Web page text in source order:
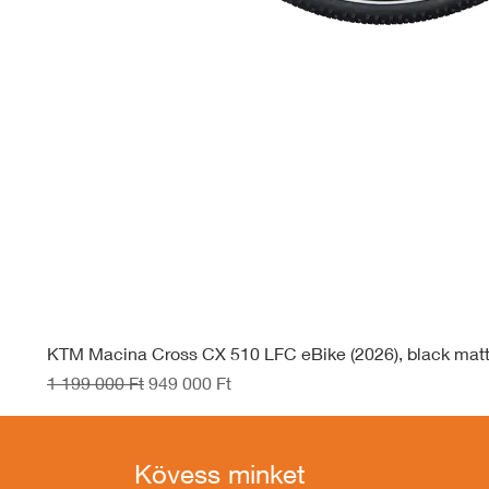
KTM Macina Cross CX 510 LFC eBike (2026), black matt
Szokásos ár
1 199 000 Ft Akciós ár
949 000 Ft
Kövess minket